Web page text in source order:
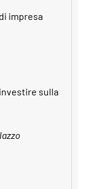
impresa
sulla